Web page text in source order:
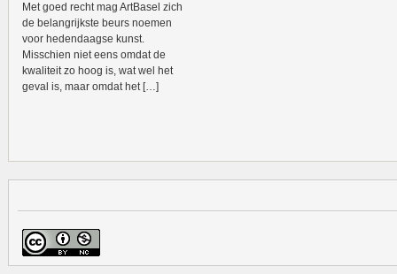
Met goed recht mag ArtBasel zich
de belangrijkste beurs noemen
voor hedendaagse kunst.
Misschien niet eens omdat de
kwaliteit zo hoog is, wat wel het
geval is, maar omdat het […]